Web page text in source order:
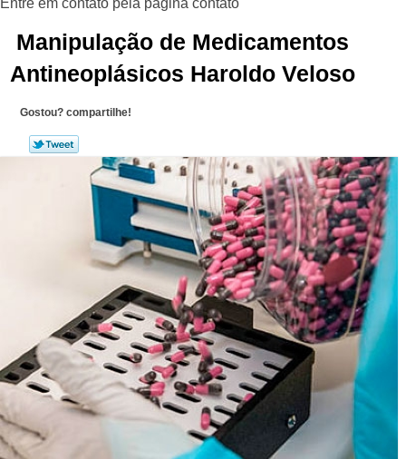
Manipulação de Medicamentos
Antineoplásicos Haroldo Veloso
Gostou? compartilhe!